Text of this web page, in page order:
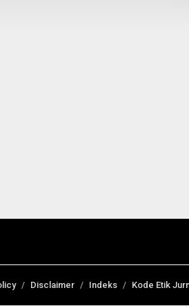
Disclaimer Indeks Kode Etik